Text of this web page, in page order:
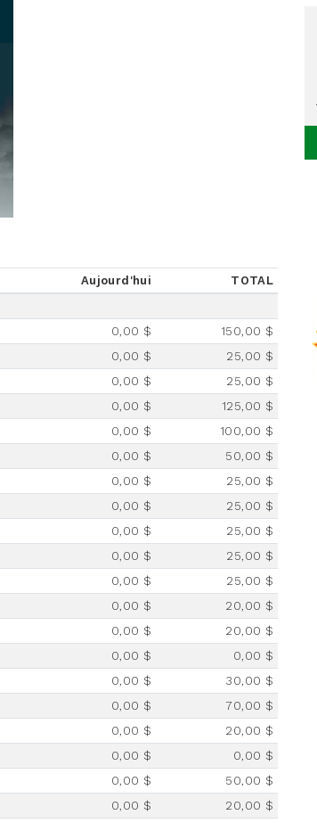
Aujourd'hui
TOTAL
0,00 $
150,00 $
0,00 $
25,00 $
0,00 $
25,00 $
0,00 $
125,00 $
0,00 $
100,00 $
0,00 $
50,00 $
0,00 $
25,00 $
0,00 $
25,00 $
0,00 $
25,00 $
0,00 $
25,00 $
0,00 $
25,00 $
0,00 $
20,00 $
0,00 $
20,00 $
0,00 $
0,00 $
0,00 $
30,00 $
0,00 $
70,00 $
0,00 $
20,00 $
0,00 $
0,00 $
0,00 $
50,00 $
0,00 $
20,00 $